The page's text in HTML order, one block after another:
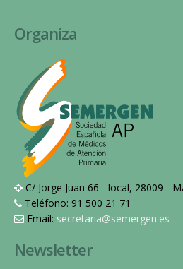
Organiza
C/ Jorge Juan 66 - local, 28009 -
Teléfono: 91 500 21 71
Email: secretaria@semergen.es
Newsletter